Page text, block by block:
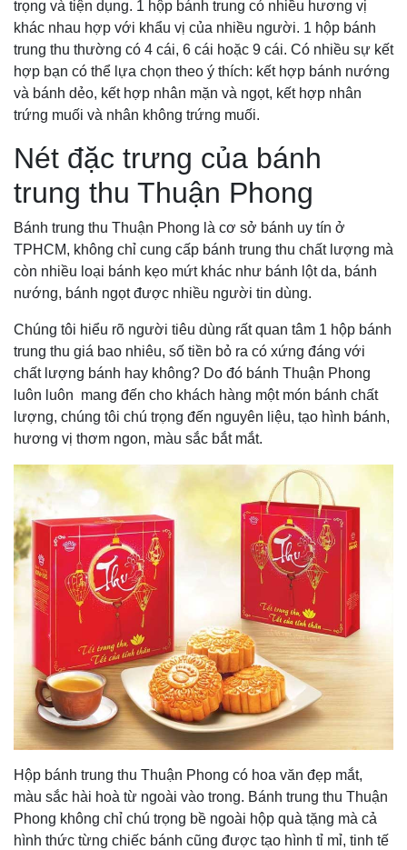
trọng và tiện dụng. 1 hộp bánh trung có nhiều hương vị
khác nhau hợp với khẩu vị của nhiều người. 1 hộp bánh
trung thu thường có 4 cái, 6 cái hoặc 9 cái. Có nhiều sự kết
hợp bạn có thể lựa chọn theo ý thích: kết hợp bánh nướng
và bánh dẻo, kết hợp nhân mặn và ngọt, kết hợp nhân
trứng muối và nhân không trứng muối.
Nét đặc trưng của bánh
trung thu Thuận Phong
Bánh trung thu Thuận Phong là cơ sở bánh uy tín ở
TPHCM, không chỉ cung cấp bánh trung thu chất lượng mà
còn nhiều loại bánh kẹo mứt khác như bánh lột da, bánh
nướng, bánh ngọt được nhiều người tin dùng.
Chúng tôi hiểu rõ người tiêu dùng rất quan tâm 1 hộp bánh
trung thu giá bao nhiêu, số tiền bỏ ra có xứng đáng với
chất lượng bánh hay không? Do đó bánh Thuận Phong
luôn luôn mang đến cho khách hàng một món bánh chất
lượng, chúng tôi chú trọng đến nguyên liệu, tạo hình bánh,
hương vị thơm ngon, màu sắc bắt mắt.
Hộp bánh trung thu Thuận Phong có hoa văn đẹp mắt,
màu sắc hài hoà từ ngoài vào trong. Bánh trung thu Thuận
Phong không chỉ chú trọng bề ngoài hộp quà tặng mà cả
hình thức từng chiếc bánh cũng được tạo hình tỉ mỉ, tinh tế